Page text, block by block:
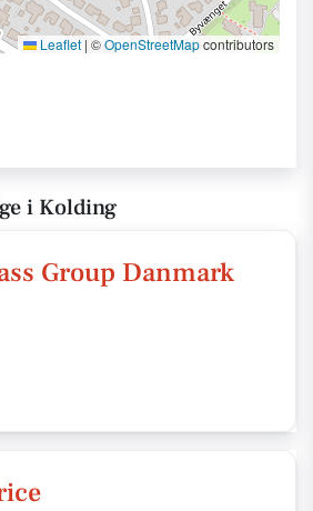
Leaflet | ©OpenStreetMapcontributors
i Kolding
Group Danmark